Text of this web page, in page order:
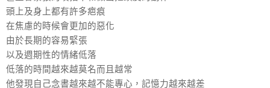
頭上及身上都有許多疤痕
在焦慮的時候會更加的惡化
由於長期的容易緊張
以及週期性的情緒低落
低落的時間越來越莫名而且越常
他發現自己念書越來越不能專心，記憶力越來越差